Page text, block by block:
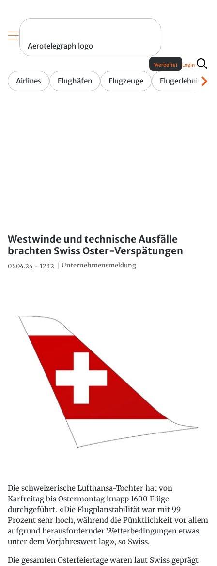
Aerotelegraph logo
Airlines Flughäfen Flugzeuge Flugerlebnis
Werbefrei Login
Westwinde und technische Ausfälle
brachten Swiss Oster-Verspätungen
03.04.24 - 12:12 Unternehmensmeldung
Die schweizerische Lufthansa-Tochter hat von
Karfreitag bis Ostermontag knapp 1600 Flüge
durchgeführt. «Die Flugplanstabilität war mit 99
Prozent sehr hoch, während die Pünktlichkeit vor allem
aufgrund herausfordernder Wetterbedingungen etwas
unter dem Vorjahreswert lag», so Swiss.
Die gesamten Osterfeiertage waren laut Swiss geprägt